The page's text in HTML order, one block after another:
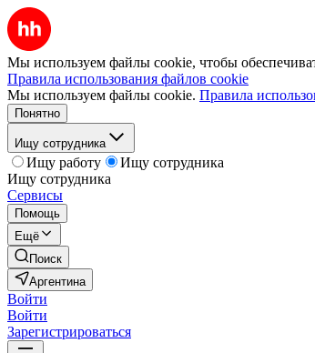
Мы используем файлы cookie, чтобы
Правила использования файлов cookie
Мы используем файлы cookie. Правила
Понятно
Ищу сотрудника
Ищу работу
Ищу сотрудника
Ищу сотрудника
Сервисы
Помощь
Ещё
Поиск
Аргентина
Войти
Войти
Зарегистрироваться